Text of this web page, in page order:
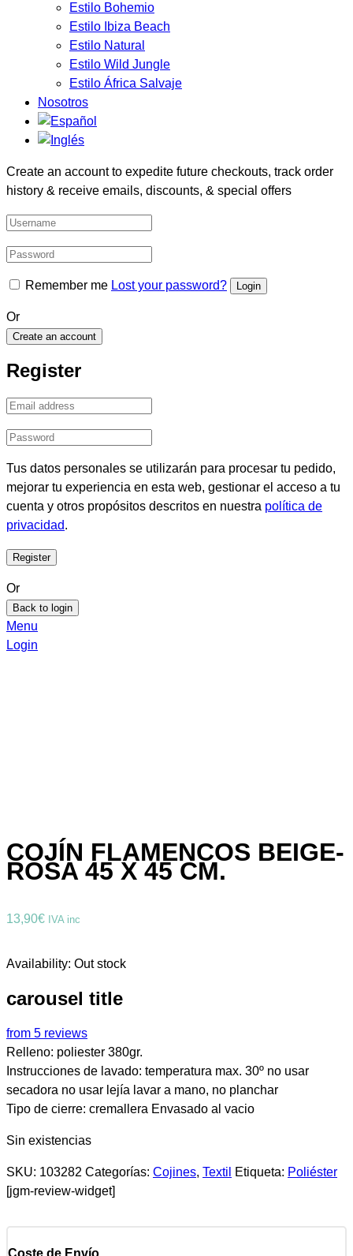
Estilo Bohemio
Estilo Ibiza Beach
Estilo Natural
Estilo Wild Jungle
Estilo África Salvaje
Nosotros
Create an account to expedite future checkouts, track order
history & receive emails, discounts, & special offers
Remember me Lost your password?
Or
Create an account
Register
Tus datos personales se utilizarán para procesar tu pedido,
mejorar tu experiencia en esta web, gestionar el acceso a tu
cuenta y otros propósitos descritos en nuestra política de
privacidad.
Or
Back to login
Menu
Login
COJÍN FLAMENCOS BEIGE-
ROSA 45 X 45 CM.
13,90€ IVA inc
Availability: Out stock
carousel title
from 5 reviews
Relleno: poliester 380gr.
Instrucciones de lavado: temperatura max. 30º no usar
secadora no usar lejía lavar a mano, no planchar
Tipo de cierre: cremallera Envasado al vacio
Sin existencias
SKU: 103282 Categorías: Cojines, Textil Etiqueta: Poliéster
[jgm-review-widget]
Coste de Envío